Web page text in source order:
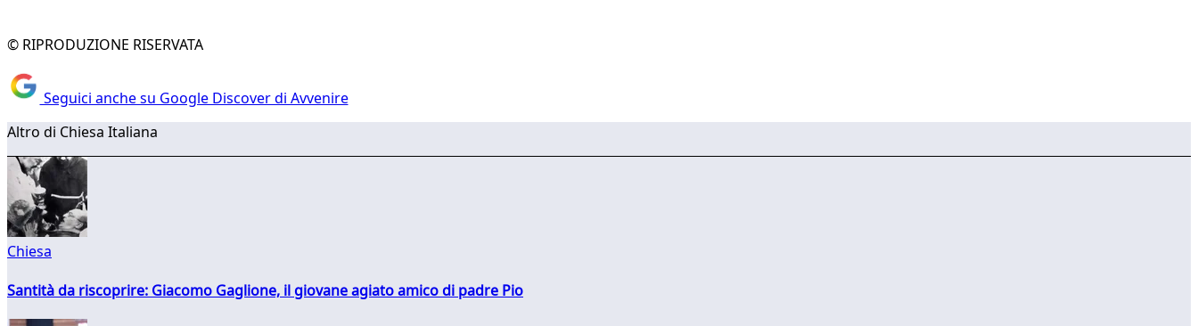
© RIPRODUZIONE RISERVATA
Seguici anche su Google Discover di Avvenire
Altro di Chiesa Italiana
Chiesa
Santità da riscoprire: Giacomo Gaglione, il giovane agiato amico di padre Pio